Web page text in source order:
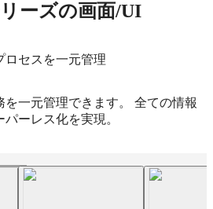
ーズの画面/UI
ロセスを一元管理
を一元管理できます。 全ての情報
ーレス化を実現。